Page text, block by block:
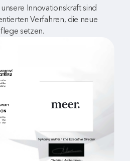
Innovationskraft sind
Verfahren, die neue
setzen.